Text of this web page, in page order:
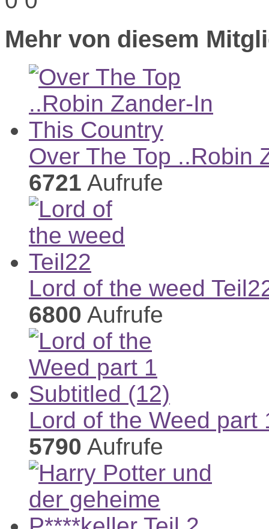
Mehr von diesem
Over The Top ..Robin
6721 Aufrufe
Lord of the weed
6800 Aufrufe
Lord of the Weed part
5790 Aufrufe